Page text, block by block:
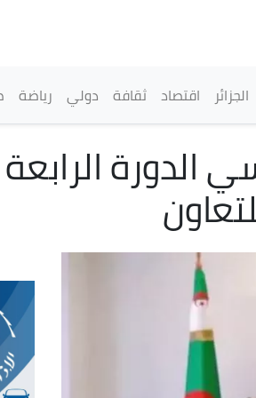
الرئيسيةالجزائر اقتصاد ثقافة دولي رياضة
الرابعة